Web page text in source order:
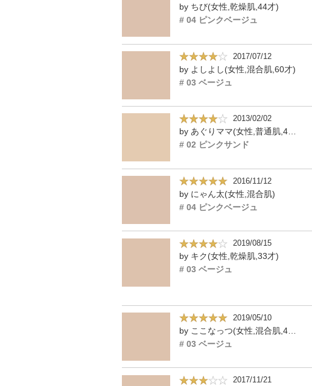
by ちび(女性,乾燥肌,44才)
# 04 ピンクベージュ
2017/07/12
by よしよし(女性,混合肌,60才)
# 03 ベージュ
2013/02/02
by あぐりママ(女性,普通肌,49才)
# 02 ピンクサンド
2016/11/12
by にゃん太(女性,混合肌)
# 04 ピンクベージュ
2019/08/15
by キク(女性,乾燥肌,33才)
# 03 ベージュ
2019/05/10
# 03 ベージュ
2017/11/21